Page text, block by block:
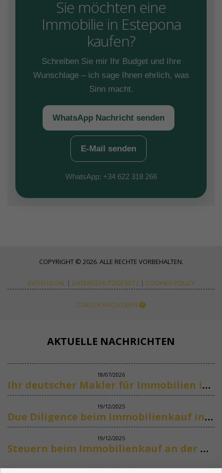
Sie möchten eine
Immobilie in Estepona
kaufen?
Schreiben Sie mir Ihr Budget und Ihre
Wunschlage – ich sage Ihnen ehrlich, was
Sinn macht.
WhatsApp Nachricht senden
E-Mail senden
WhatsApp: +34 622 318 266
COPYRIGHT © 2026. ALLE RECHTE VORBEHALTEN.
AVISO LEGAL | DATENSCHUTZGESETZ | COOKIES POLICY
ZURÜCK NACH OBEN
AKTUELLE NACHRICHTEN
18/07/2026
Ihr deutscher Makler für Immobilien in Marbella
19/12/2025
Due Diligence beim Immobilienkauf in Spanien
19/12/2025
Steuern beim Immobilienkauf an der Costa del Sol
Siehe mehr